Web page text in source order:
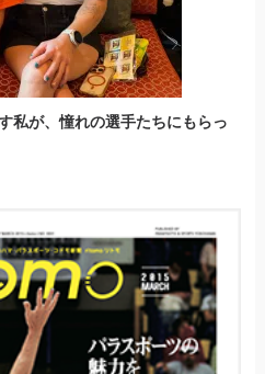
私が、憧れの選手たちにもらっ